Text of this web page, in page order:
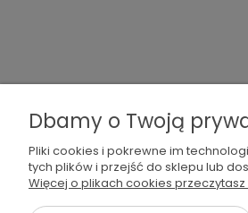
536
Dbamy o Twoją
Pliki cookies i pokrewne im
tych plików i przejść do sklepu lub
Więcej o plikach cookies